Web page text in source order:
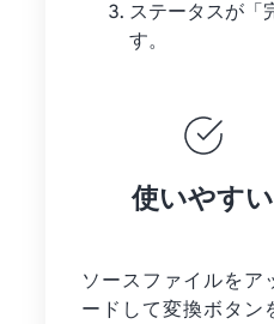
ステータスが「
す。
使いやすい
ソースファイルをア
ードして変換ボタン